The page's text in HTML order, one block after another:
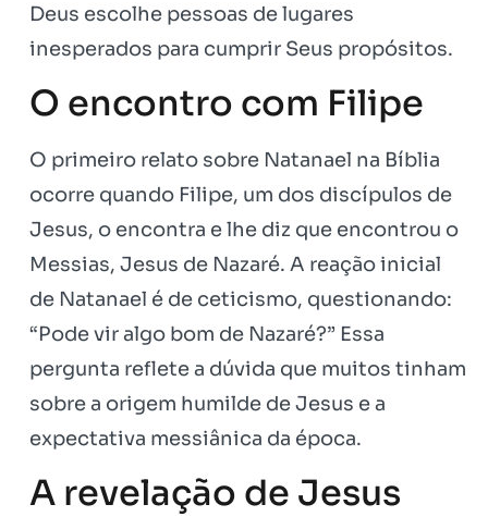
Deus escolhe pessoas de lugares
inesperados para cumprir Seus propósitos.
O encontro com Filipe
O primeiro relato sobre Natanael na Bíblia
ocorre quando Filipe, um dos discípulos de
Jesus, o encontra e lhe diz que encontrou o
Messias, Jesus de Nazaré. A reação inicial
de Natanael é de ceticismo, questionando:
“Pode vir algo bom de Nazaré?” Essa
pergunta reflete a dúvida que muitos tinham
sobre a origem humilde de Jesus e a
expectativa messiânica da época.
A revelação de Jesus